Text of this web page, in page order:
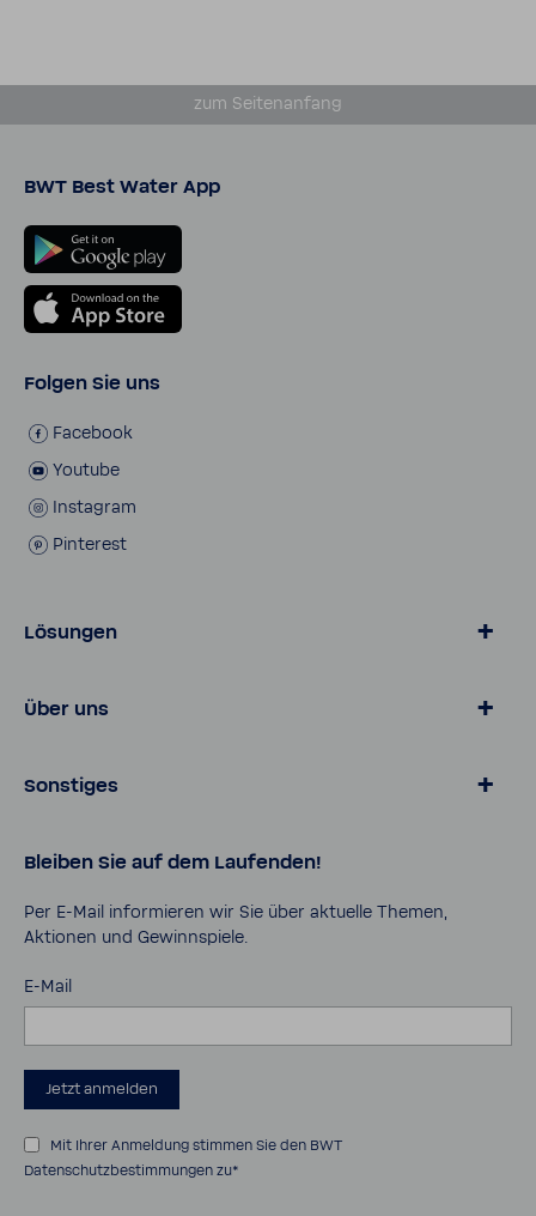
zum Seiten­an­fang
BWT Best Water App
Folgen Sie uns
Face­book
Youtube
Insta­gram
Pinte­rest
Lösungen
Produkte für Zuhause
Lösungen für Geschäfts­kunden
Über uns
Über BWT
Pro Portal
Kontakt
Sonstiges
AGB
Impressum
Cookies
Sicher­heits­da­ten­blätter
Bleiben Sie auf dem Laufenden!
Per E-​Mail infor­mieren wir Sie über aktu­elle Themen,
Aktionen und Gewinn­spiele.
E-Mail
Jetzt anmelden
Mit Ihrer Anmeldung stimmen Sie den BWT
Datenschutzbestimmungen zu*